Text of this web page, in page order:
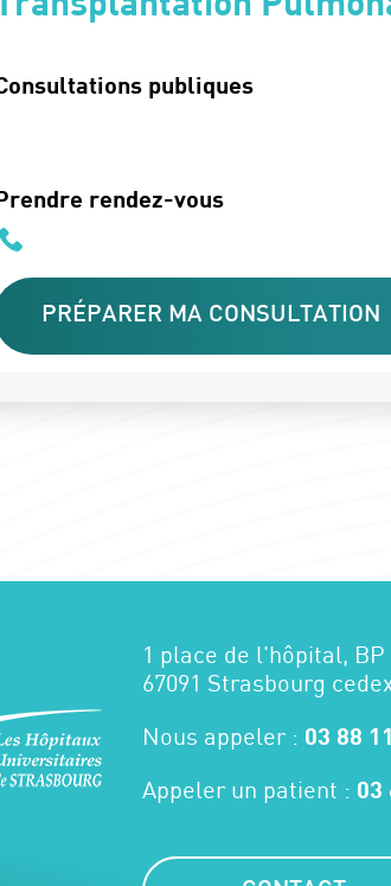
publiques
rendez-vous
PRÉPARER MA CONSULTATION
1 place de l'hôpital, BP
67091 Strasbourg
Nous appeler : 03 88
Appeler un patient : 03